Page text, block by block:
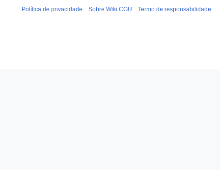
Política de privacidade Sobre Wiki CGU Termo de responsabilidade